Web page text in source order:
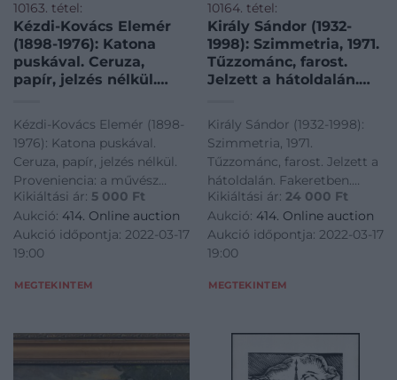
10163. tétel:
Kézdi-Kovács Elemér
(1898-1976): Katona
puskával. Ceruza,
papír, jelzés nélkül.
Kissé foltos. 35×25 cm
Kézdi-Kovács Elemér (1898-
1976): Katona puskával.
Ceruza, papír, jelzés nélkül.
Proveniencia: a művész
hagyatéka. Kissé foltos.
35x25 cm<a
href="https://www.darabanth.com/hu/gyorsarveres/414/
es-grafikak/Festmenyek-es-
Kikiáltási ár: 5 000 Ft
Aukció: 414. Online auction
Aukció időpontja: 2022-03-17
19:00
MEGTEKINTEM
10164. tétel:
Király Sándor (1932-
1998): Szimmetria, 1971.
Tűzzománc, farost.
Jelzett a hátoldalán.
sérülésekel. 20×20 cm
Király Sándor (1932-1998):
Szimmetria, 1971.
Tűzzománc, farost. Jelzett a
hátoldalán. Fakeretben.
Apró felületi (égetési)
sérülésekel. 20x20 cm<a
href="https://
es-grafikak/Festmenyek-es-
Kikiáltási ár: 24 000 Ft
Aukció: 414. Online auction
Aukció időpontja: 2022-03-17
19:00
MEGTEKINTEM